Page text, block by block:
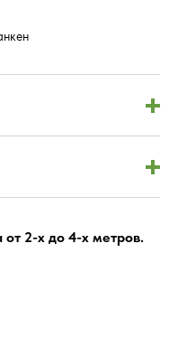
2-х до 4-х метров.